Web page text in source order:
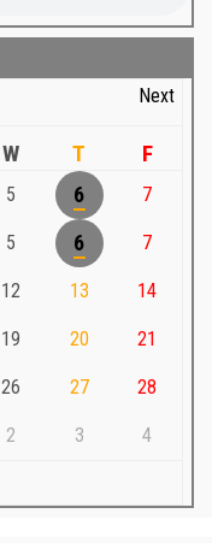
Next
W T F
5 6 7
5 6 7
12 13 14
19 20 21
26 27 28
2 3 4